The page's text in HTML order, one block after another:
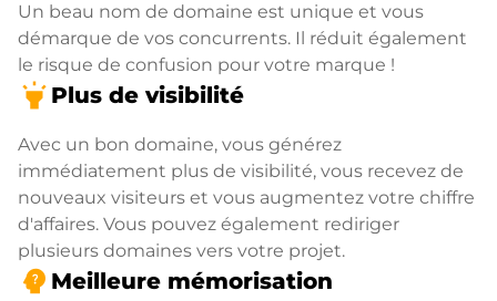
Un beau nom de domaine est unique et vous
démarque de vos concurrents. Il réduit également
le risque de confusion pour votre marque !
highlight Plus de visibilité
Avec un bon domaine, vous générez
immédiatement plus de visibilité, vous recevez de
nouveaux visiteurs et vous augmentez votre chiffre
d'affaires. Vous pouvez également rediriger
plusieurs domaines vers votre projet.
psychology_alt Meilleure mémorisation